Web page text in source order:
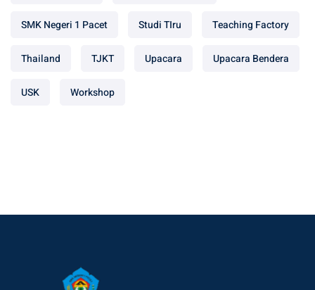
SMK Negeri 1 Pacet Studi TIru Teaching Factory
Thailand TJKT Upacara Upacara Bendera
USK Workshop